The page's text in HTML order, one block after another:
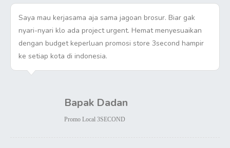
Saya mau kerjasama aja sama jagoan brosur. Biar gak
nyari-nyari klo ada project urgent. Hemat menyesuaikan
dengan budget keperluan promosi store 3second hampir
ke setiap kota di indonesia.
Bapak Dadan
Promo Local 3SECOND